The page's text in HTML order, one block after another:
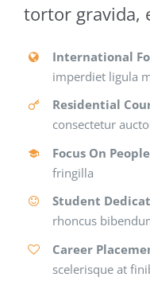
tortor gravida,
International
imperdiet ligula
Residential
consectetur
Focus On People
fringilla
Student
rhoncus
Career
scelerisque at